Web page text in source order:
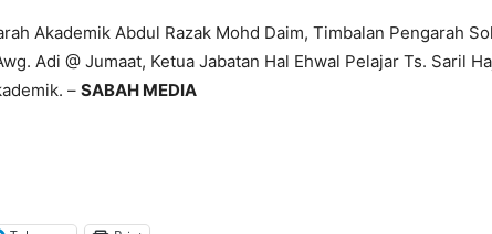
Akademik Abdul Razak Mohd Daim, Timbalan Pengarah
Adi @ Jumaat, Ketua Jabatan Hal Ehwal Pelajar Ts. Saril
– SABAH MEDIA